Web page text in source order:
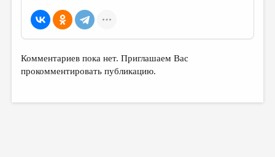
ЦИКЛЫ ПУБЛИКАЦИЙ
ТРЕДИАКОВСКИЙ
МЕДИА
ВКОНТАКТЕ
Комментариев пока нет. Приглашаем Вас
прокомментировать публикацию.